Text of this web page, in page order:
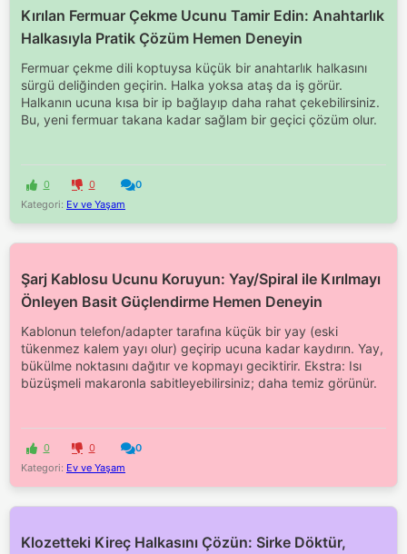
Kırılan Fermuar Çekme Ucunu Tamir Edin: Anahtarlık
Halkasıyla Pratik Çözüm Hemen Deneyin
Fermuar çekme dili koptuysa küçük bir anahtarlık halkasını
sürgü deliğinden geçirin. Halka yoksa ataş da iş görür.
Halkanın ucuna kısa bir ip bağlayıp daha rahat çekebilirsiniz.
Bu, yeni fermuar takana kadar sağlam bir geçici çözüm olur.
0 0
0
Kategori: Ev ve Yaşam
Şarj Kablosu Ucunu Koruyun: Yay/Spiral ile Kırılmayı
Önleyen Basit Güçlendirme Hemen Deneyin
Kablonun telefon/adapter tarafına küçük bir yay (eski
tükenmez kalem yayı olur) geçirip ucuna kadar kaydırın. Yay,
bükülme noktasını dağıtır ve kopmayı geciktirir. Ekstra: Isı
büzüşmeli makaronla sabitleyebilirsiniz; daha temiz görünür.
0 0
0
Kategori: Ev ve Yaşam
Klozetteki Kireç Halkasını Çözün: Sirke Döktür,